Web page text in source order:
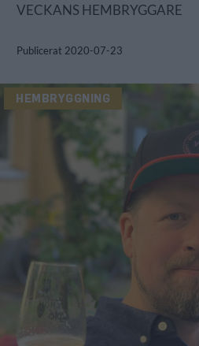
VECKANS HEMBRYGGARE
Publicerat 2020-07-23
HEMBRYGGNING